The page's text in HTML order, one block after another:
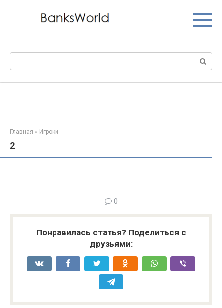
Поиск:
Главная » Игроки
2
0
Понравилась статья? Поделиться с
друзьями: